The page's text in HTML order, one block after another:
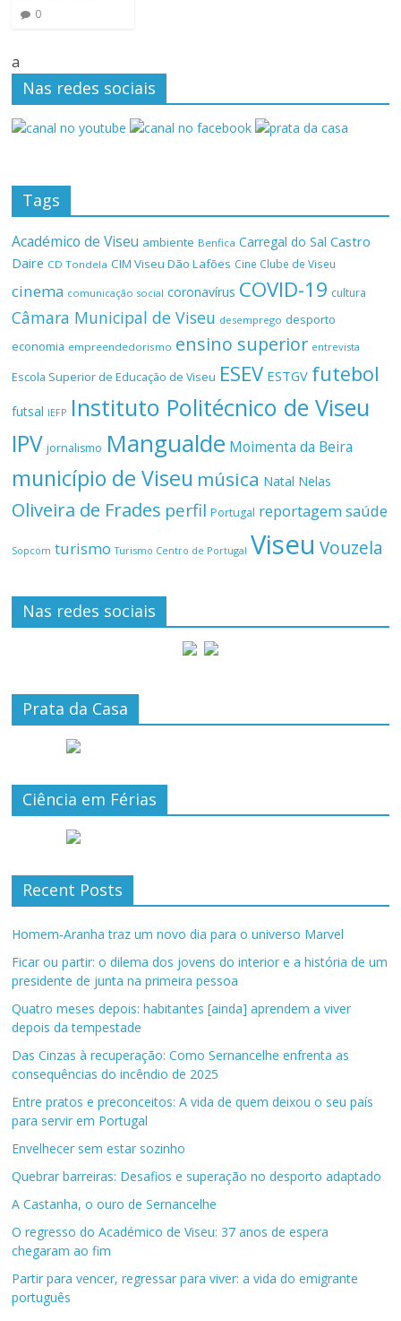
0
a
Nas redes sociais
Tags
Académico de Viseu ambiente Benfica Carregal do Sal Castro
Daire CD Tondela CIM Viseu Dão Lafões Cine Clube de Viseu
cinema comunicação social coronavírus COVID-19 cultura
Câmara Municipal de Viseu desemprego desporto
economia empreendedorismo ensino superior entrevista
Escola Superior de Educação de Viseu ESEV ESTGV futebol
futsal IEFP Instituto Politécnico de Viseu
IPV jornalismo Mangualde Moimenta da Beira
município de Viseu música Natal Nelas
Oliveira de Frades perfil Portugal reportagemsaúde
Sopcom turismo Turismo Centro de Portugal Viseu Vouzela
Nas redes sociais
Prata da Casa
Ciência em Férias
Recent Posts
Homem-Aranha traz um novo dia para o universo Marvel
Ficar ou partir: o dilema dos jovens do interior e a história de um
presidente de junta na primeira pessoa
Quatro meses depois: habitantes [ainda] aprendem a viver
depois da tempestade
Das Cinzas à recuperação: Como Sernancelhe enfrenta as
consequências do incêndio de 2025
Entre pratos e preconceitos: A vida de quem deixou o seu país
para servir em Portugal
Envelhecer sem estar sozinho
Quebrar barreiras: Desafios e superação no desporto adaptado
A Castanha, o ouro de Sernancelhe
O regresso do Académico de Viseu: 37 anos de espera
chegaram ao fim
Partir para vencer, regressar para viver: a vida do emigrante
português